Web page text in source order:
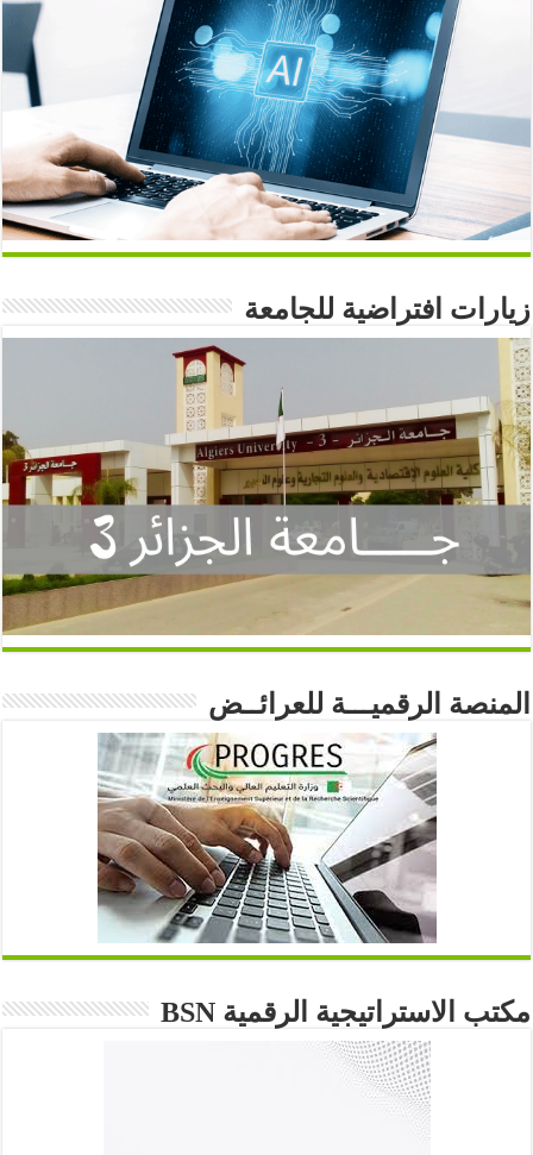
زيارات افتراضية للجامعة
المنصة الرقميـــة للعرائــض
مكتب الاستراتيجية الرقمية BSN